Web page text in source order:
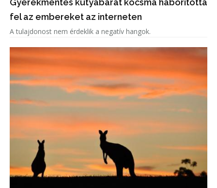
Gyerekmentes kutyabarát kocsma háborította
fel az embereket az interneten
A tulajdonost nem érdeklik a negatív hangok.